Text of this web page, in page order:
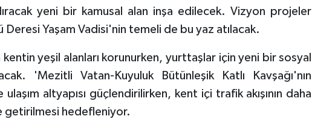
yeni bir kamusal alan inşa edilecek. Vizyon projeler
Deresi Yaşam Vadisi'nin temeli de bu yaz atılacak.
kentin yeşil alanları korunurken, yurttaşlar için yeni bir sosyal
'Mezitli Vatan-Kuyuluk Bütünleşik Katlı Kavşağı'nın
ulaşım altyapısı güçlendirilirken, kent içi trafik akışının daha
getirilmesi hedefleniyor.